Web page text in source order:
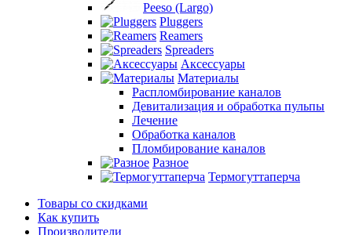
Peeso (Largo)
Pluggers
Reamers
Spreaders
Аксессуары
Материалы
Распломбирование каналов
Девитализация и обработка пульпы
Лечение
Обработка каналов
Пломбирование каналов
Разное
Термогуттаперча
Товары со скидками
Как купить
Производители